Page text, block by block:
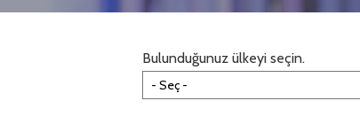
Bulunduğunuz ülkeyi seçin.